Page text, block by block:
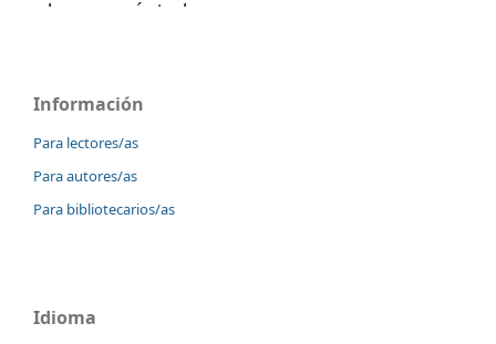
Información
Para lectores/as
Para autores/as
Para bibliotecarios/as
Idioma